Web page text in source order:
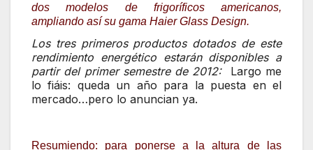
dos modelos de frigoríficos americanos,
ampliando así su gama Haier Glass Design.
Los tres primeros productos dotados de este
rendimiento energético estarán disponibles a
partir del primer semestre de 2012: Largo me
lo fiáis: queda un año para la puesta en el
mercado…pero lo anuncian ya.
Resumiendo: para ponerse a la altura de las